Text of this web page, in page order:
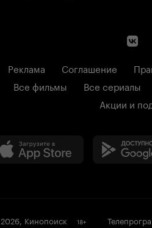
Реклама Соглашение
Все фильмы
Все сериалы
Акции и
2026, Кинопоиск 18+